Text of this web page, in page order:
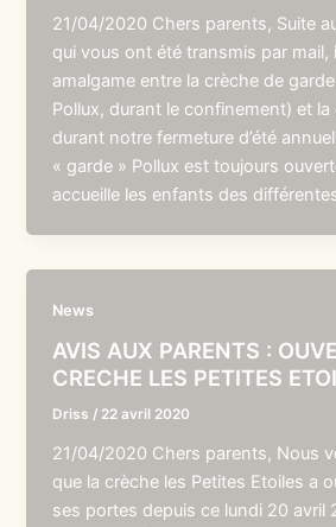
21/04/2020 Chers parents, Suite
qui vous ont été transmis par mail,
amalgame entre la crèche de
Pollux, durant le confinement) et
durant notre fermeture d’été
« garde » Pollux est toujours
accueille les enfants des
News
AVIS AUX PARENTS :
CRECHE LES PETITES
Driss / 22 avril 2020
21/04/2020 Chers parents, Nous
que la crèche les Petites Etoiles a
ses portes depuis ce lundi 20 avril